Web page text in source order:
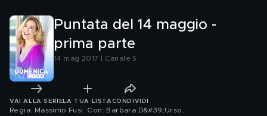
Puntata del 14 maggio -
prima parte
14 mag 2017 | Canale 5
VAI ALLA SERIE LA TUA LISTA CONDIVIDI
Regia: Massimo Fusi. Con: Barbara D&#39;Urso